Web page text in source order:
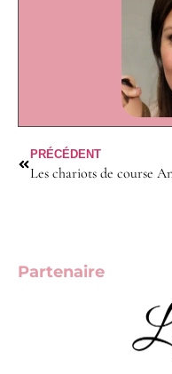
PRÉCÉDENT
Partenaire